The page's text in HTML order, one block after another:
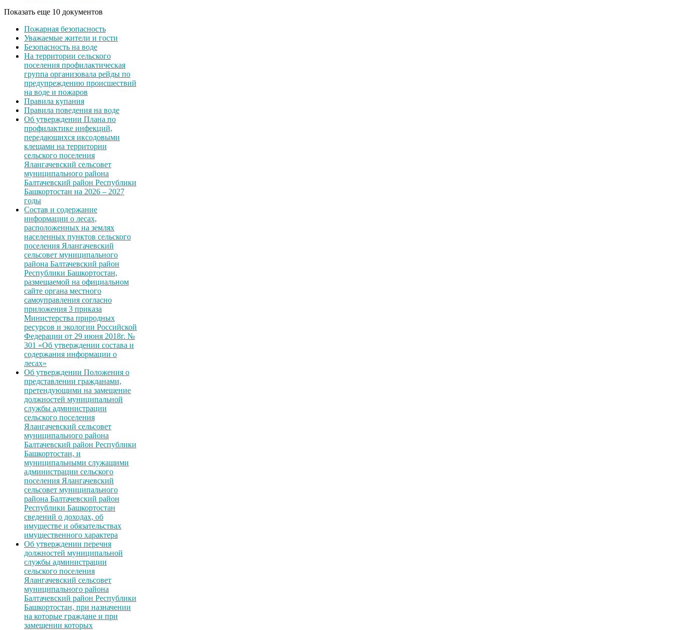
Показать еще 10 документов
Пожарная безопасность
Уважаемые жители и гости
Безопасность на воде
На территории сельского
поселения профилактическая
группа организовала рейды по
предупреждению происшествий
на воде и пожаров
Правила купания
Правила поведения на воде
Об утверждении Плана по
профилактике инфекций,
передающихся иксодовыми
клещами на территории
сельского поселения
Ялангачевский сельсовет
муниципального района
Балтачевский район Республики
Башкортостан на 2026 – 2027
годы
Состав и содержание
информации о лесах,
расположенных на землях
населенных пунктов сельского
поселения Ялангачевский
сельсовет муниципального
района Балтачевский район
Республики Башкортостан,
размещаемой на официальном
сайте органа местного
самоуправления согласно
приложения 3 приказа
Министерства природных
ресурсов и экологии Российской
Федерации от 29 июня 2018г. №
301 «Об утверждении состава и
содержания информации о
лесах»
Об утверждении Положения о
представлении гражданами,
претендующими на замещение
должностей муниципальной
службы администрации
сельского поселения
Ялангачевский сельсовет
муниципального района
Балтачевский район Республики
Башкортостан, и
муниципальными служащими
администрации сельского
поселения Ялангачевский
сельсовет муниципального
района Балтачевский район
Республики Башкортостан
сведений о доходах, об
имуществе и обязательствах
имущественного характера
Об утверждении перечня
должностей муниципальной
службы администрации
сельского поселения
Ялангачевский сельсовет
муниципального района
Балтачевский район Республики
Башкортостан, при назначении
на которые граждане и при
замещении которых